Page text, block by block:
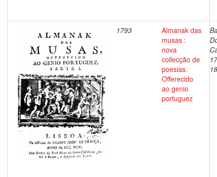
1793
Almanak das
musas :
nova
collecção de
poesias.
Offerecido
ao genio
portuguez